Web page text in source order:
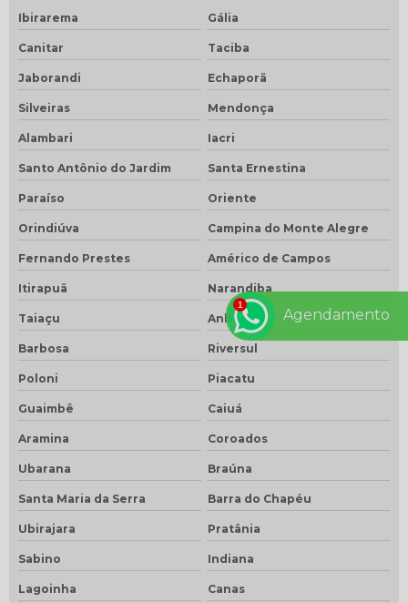
Ibirarema Gália
Canitar Taciba
Jaborandi Echaporã
Silveiras Mendonça
Alambari Iacri
Santo Antônio do Jardim Santa Ernestina
Paraíso Oriente
Orindiúva Campina do Monte Alegre
Fernando Prestes Américo de Campos
Itirapuã Narandiba
Taiaçu Anhembi
Barbosa Riversul
Poloni Piacatu
Guaimbê Caiuá
Aramina Coroados
Ubarana Braúna
Santa Maria da Serra Barra do Chapéu
Ubirajara Pratânia
Sabino Indiana
Lagoinha Canas
Agendamento